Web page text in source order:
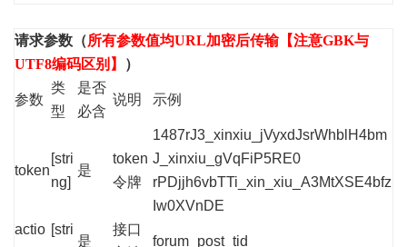
请求参数（所有参数值均URL加密后传输【注意GBK与
UTF8编码区别】
）
参数
类
型
是否
必含
说明 示例
token
[stri
ng]
是
token
令牌
1487rJ3_xinxiu_jVyxdJsrWhblH4bm
J_xinxiu_gVqFiP5RE0
rPDjjh6vbTTi_xin_xiu_A3MtXSE4bfz
Iw0XVnDE
actio [stri
是
接口
forum_post_tid